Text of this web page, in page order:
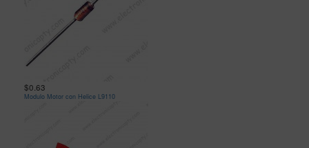
$0.63
Modulo Motor con Helice L9110